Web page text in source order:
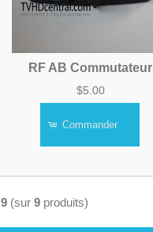
RF AB Commutateur
$5.00
Commander
9(sur 9produits)